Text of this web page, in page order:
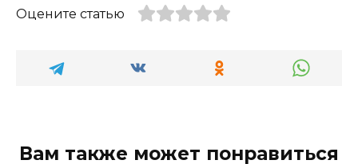
Оцените статью
Вам также может понравиться